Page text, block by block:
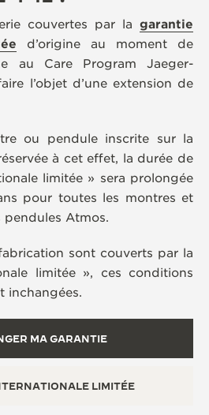
couvertes par la garantie
d’origine au moment de
au Care Program Jaeger-
l’objet d’une extension de
ou pendule inscrite sur la
à cet effet, la durée de
limitée » sera prolongée
pour toutes les montres et
pendules Atmos.
sont couverts par la
limitée », ces conditions
inchangées.
MA GARANTIE
LIMITÉE